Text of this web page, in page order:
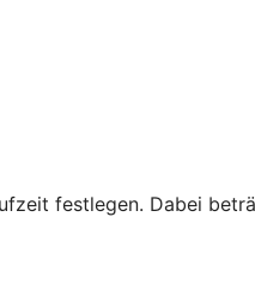
festlegen. Dabei